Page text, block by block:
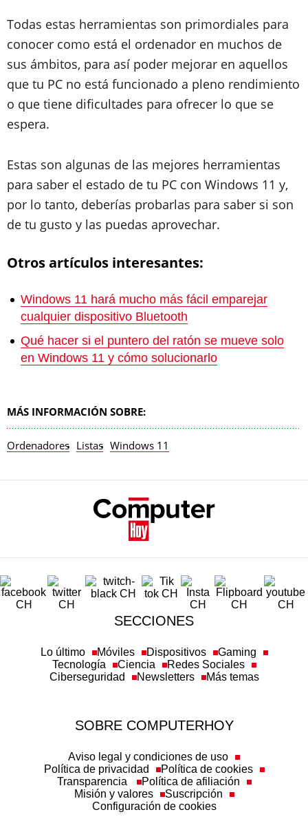
Todas estas herramientas son primordiales para
conocer como está el ordenador en muchos de
sus ámbitos, para así poder mejorar en aquellos
que tu PC no está funcionado a pleno rendimiento
o que tiene dificultades para ofrecer lo que se
espera.
Estas son algunas de las mejores herramientas
para saber el estado de tu PC con Windows 11 y,
por lo tanto, deberías probarlas para saber si son
de tu gusto y las puedas aprovechar.
Otros artículos interesantes:
Windows 11 hará mucho más fácil emparejar
cualquier dispositivo Bluetooth
Qué hacer si el puntero del ratón se mueve solo
en Windows 11 y cómo solucionarlo
MÁS INFORMACIÓN SOBRE:
Ordenadores Listas Windows 11
SECCIONES
Lo último Móviles Dispositivos
Gaming
Tecnología
Ciencia
Redes Sociales
Ciberseguridad
Newsletters Más temas
SOBRE COMPUTERHOY
Aviso legal y condiciones de uso
Política de privacidad
Política de cookies
Transparencia
Política de afiliación
Misión y valores
Suscripción
Configuración de cookies